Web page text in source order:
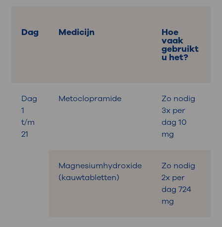
Dag Medicijn Hoe
vaak
gebruikt
u het?
Dag
1
t/m
21
Metoclopramide
Zo nodig
3x per
dag 10
mg
Magnesiumhydroxide
(kauwtabletten)
Zo nodig
2x per
dag 724
mg